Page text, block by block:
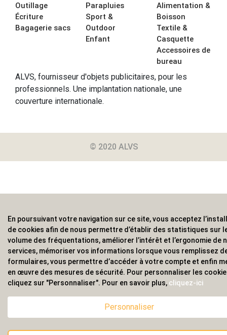
Outillage
Écriture
Bagagerie sacs
Parapluies
Sport &
Outdoor
Enfant
Alimentation &
Boisson
Textile &
Casquette
Accessoires de
bureau
ALVS, fournisseur d'objets publicitaires, pour les
professionnels. Une implantation nationale, une
couverture internationale.
© 2020 ALVS
En poursuivant votre navigation sur ce site, vous acceptez
de cookies afin de nous permettre d’établir des statistiques sur
volume des fréquentations, améliorer l’intérêt et l’ergonomie de
services, mémoriser vos informations lorsque vous remplissez
formulaires, vous permettre d’accéder à votre compte et enfin
en œuvre des mesures de sécurité. Pour personnaliser les
cliquez sur "Personnaliser". Pour en savoir plus, cliquez-ici
Personnaliser